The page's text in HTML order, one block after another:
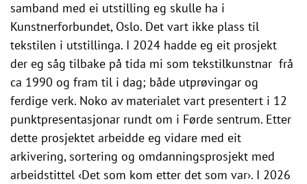
samband med ei utstilling eg skulle ha i
Kunstnerforbundet, Oslo. Det vart ikke plass til
tekstilen i utstillinga. I 2024 hadde eg eit prosjekt
der eg såg tilbake på tida mi som tekstilkunstnar frå
ca 1990 og fram til i dag; både utprøvingar og
ferdige verk. Noko av materialet vart presentert i 12
punktpresentasjonar rundt om i Førde sentrum. Etter
dette prosjektet arbeidde eg vidare med eit
arkivering, sortering og omdanningsprosjekt med
arbeidstittel ‹Det som kom etter det som var›. I 2026